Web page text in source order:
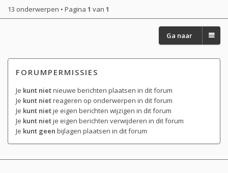
13 onderwerpen • Pagina 1 van 1
Ga naar
FORUMPERMISSIES
Je kunt nietnieuwe berichten plaatsen in dit forum
Je kunt nietreageren op onderwerpen in dit forum
Je kunt nietje eigen berichten wijzigen in dit forum
Je kunt nietje eigen berichten verwijderen in dit forum
Je kunt geen bijlagen plaatsen in dit forum